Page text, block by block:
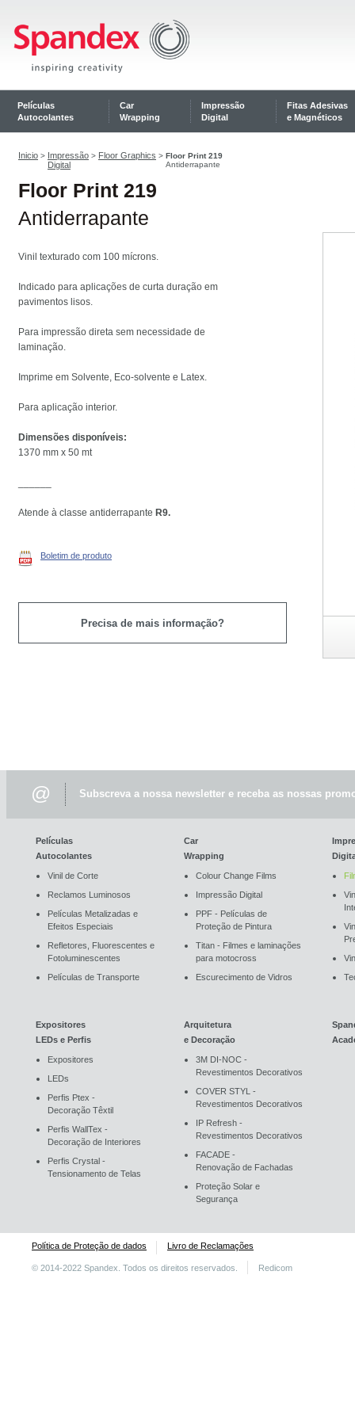
Películas
Autocolantes
Car
Wrapping
Impressão
Digital
Fitas Adesivas
e Magnéticos
Inicio > Impressão
Digital
> Floor Graphics > Floor Print 219
Antiderrapante
Floor Print 219
Antiderrapante
Vinil texturado com 100 mícrons.
Indicado para aplicações de curta duração em
pavimentos lisos.
Para impressão direta sem necessidade de
laminação.
Imprime em Solvente, Eco-solvente e Latex.
Para aplicação interior.
Dimensões disponíveis:
1370 mm x 50 mt
Atende à classe antiderrapante R9.
Boletim de produto
Precisa de mais informação?
@ Subscreva a nossa newsletter e receba as nossas
Películas
Autocolantes
Vinil de Corte
Reclamos Luminosos
Películas Metalizadas e
Efeitos Especiais
Refletores, Fluorescentes e
Fotoluminescentes
Películas de Transporte
Car
Wrapping
Colour Change Films
Impressão Digital
PPF - Películas de
Proteção de Pintura
Titan - Filmes e laminações
para motocross
Escurecimento de Vidros
Expositores
LEDs e Perfis
Expositores
LEDs
Perfis Ptex -
Decoração Têxtil
Perfis WallTex -
Decoração de Interiores
Perfis Crystal -
Tensionamento de Telas
Arquitetura
e Decoração
3M DI-NOC -
Revestimentos Decorativos
COVER STYL -
Revestimentos Decorativos
IP Refresh -
Revestimentos Decorativos
FACADE -
Renovação de Fachadas
Proteção Solar e
Segurança
Política de Proteção de dados Livro de Reclamações
© 2014-2022 Spandex. Todos os direitos reservados. Redicom